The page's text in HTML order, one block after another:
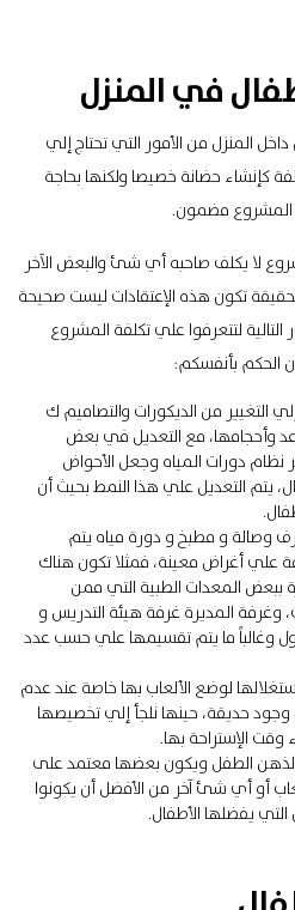
في المنزل
المنزل من الأمور التي تحتاج إلي
كإنشاء حضانة خصيصا ولكنها بحاجة
المشروع مضمون.
لا يكلف صاحبه أي شئ والبعض الآخر
تكون هذه الإعتقادات ليست صحيحة
التالية لتتعرفوا علي تكلفة المشروع
الحكم بأنفسكم:
التغيير من الديكورات والتصاميم ك
وأحجامها، مع التعديل في بعض
نظام دورات المياه وجعل الأحواض
يتم التعديل علي هذا النمط بحيث أن
وصالة و مطبخ و دورة مياه يتم
علي أغراض معينة، فمثلا تكون هناك
ببعض المعدات الطبية التي ممن
المديرة غرفة هيئة التدريس و
وغالباً ما يتم تقسيمها علي حسب عدد
لوضع الألعاب بها خاصة عند عدم
حديقة، حينها نلجأ إلي تخصيصها
وقت الإستراحة بها.
لذهن الطفل ويكون بعضها معتمد على
أو أي شئ آخر من الأفضل أن يكونوا
يفضلها الأطفال.